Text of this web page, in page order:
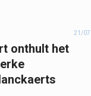
21/07
onthult het